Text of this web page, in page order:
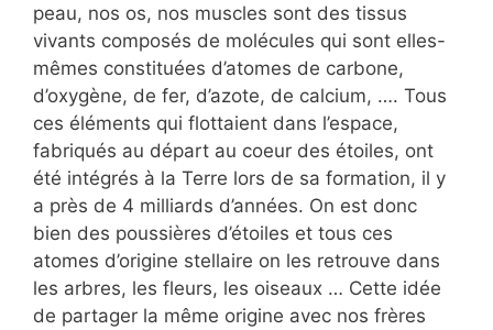
peau, nos os, nos muscles sont des tissus
vivants composés de molécules qui sont elles-
mêmes constituées d’atomes de carbone,
d’oxygène, de fer, d’azote, de calcium, …. Tous
ces éléments qui flottaient dans l’espace,
fabriqués au départ au coeur des étoiles, ont
été intégrés à la Terre lors de sa formation, il y
a près de 4 milliards d’années. On est donc
bien des poussières d’étoiles et tous ces
atomes d’origine stellaire on les retrouve dans
les arbres, les fleurs, les oiseaux … Cette idée
de partager la même origine avec nos frères